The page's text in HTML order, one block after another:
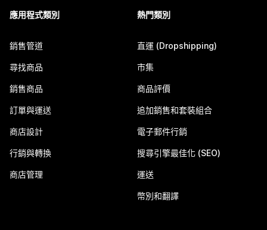
應用程式類別
銷售管道
尋找商品
銷售商品
訂單與運送
商店設計
行銷與轉換
商店管理
熱門類別
直運 (Dropshipping)
市集
商品評價
追加銷售和套裝組合
電子郵件行銷
搜尋引擎最佳化 (SEO)
運送
幣別和翻譯